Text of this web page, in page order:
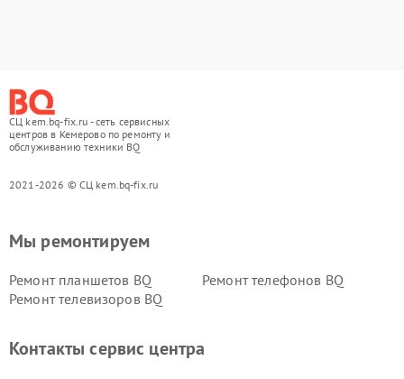
СЦ kem.bq-fix.ru - сеть сервисных
центров в Кемерово по ремонту и
обслуживанию техники BQ
2021-2026 © СЦ kem.bq-fix.ru
Мы ремонтируем
Ремонт планшетов BQ
Ремонт телефонов BQ
Ремонт телевизоров BQ
Контакты сервис центра